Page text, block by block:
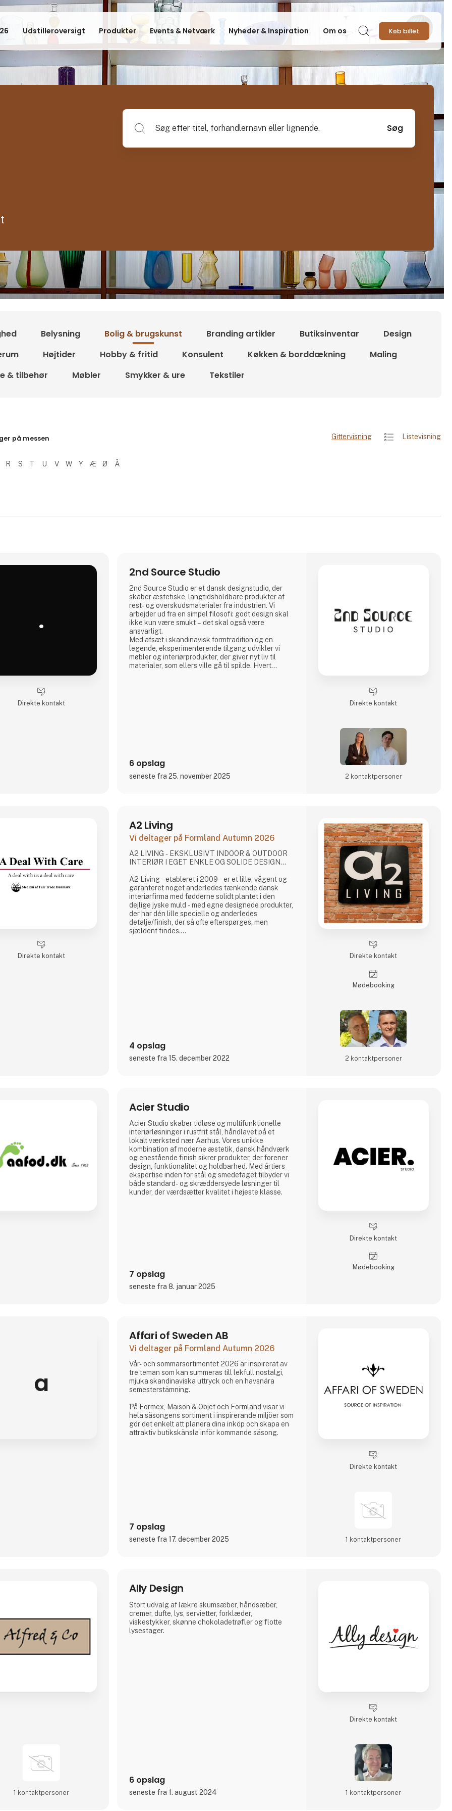
Udstilleroversigt Produkter Events & Netværk Nyheder & Inspiration Om os Søg Køb billet
Søg efter titel, forhandlernavn eller lignende.
Søg
Belysning Bolig & brugskunst Branding artikler Butiksinventar
Design
Højtider Hobby & fritid Konsulent Køkken & borddækning
Maling
& tilbehør
Møbler Smykker & ure Tekstiler
på messen
R S T U V W Y Æ Ø Å
Gittervisning Listevisning
.
Direkte kontakt
2nd Source Studio
2nd Source Studio er et dansk designstudio, der
skaber æstetiske, langtidsholdbare produkter af
rest- og overskudsmaterialer fra industrien. Vi
arbejder ud fra en simpel filosofi: godt design skal
ikke kun være smukt – det skal også være
ansvarligt.
Med afsæt i skandinavisk formtradition og en
legende, eksperimenterende tilgang udvikler vi
møbler og interiørprodukter, der giver nyt liv til
materialer, som ellers ville gå til spilde. Hvert
6 opslag
seneste fra 25. november 2025
Direkte kontakt
2 kontakt­personer
Direkte kontakt
A2 Living
Vi deltager på Formland Autumn 2026
A2 LIVING - EKSKLUSIVT INDOOR & OUTDOOR
INTERIØR I EGET ENKLE OG SOLIDE DESIGN...
A2 Living - etableret i 2009 - er et lille, vågent og
garanteret noget anderledes tænkende dansk
interiørfirma med fødderne solidt plantet i den
dejlige jyske muld - med egne designede produkter,
der har dén lille specielle og anderledes
detalje/finish, der så ofte efterspørges, men
sjældent findes.
4 opslag
seneste fra 15. december 2022
Direkte kontakt
Møde­booking
2 kontakt­personer
Acier Studio
Acier Studio skaber tidløse og multifunktionelle
interiørløsninger i rustfrit stål, håndlavet på et
lokalt værksted nær Aarhus. Vores unikke
kombination af moderne æstetik, dansk håndværk
og enestående finish sikrer produkter, der forener
design, funktionalitet og holdbarhed. Med årtiers
ekspertise inden for stål og smedefaget tilbyder vi
både standard- og skræddersyede løsninger til
kunder, der værdsætter kvalitet i højeste klasse.
7 opslag
seneste fra 8. januar 2025
Direkte kontakt
Møde­booking
a
Affari of Sweden AB
Vi deltager på Formland Autumn 2026
Vår- och sommarsortimentet 2026 är inspirerat av
tre teman som kan summeras till lekfull nostalgi,
mjuka skandinaviska uttryck och en havsnära
semesterstämning.
På Formex, Maison & Objet och Formland visar vi
hela säsongens sortiment i inspirerande miljöer som
gör det enkelt att planera dina inköp och skapa en
attraktiv butikskänsla inför kommande säsong.
7 opslag
seneste fra 17. december 2025
Direkte kontakt
1 kontakt­personer
1 kontakt­personer
Ally Design
Stort udvalg af lækre skumsæber, håndsæber,
cremer, dufte, lys, servietter, forklæder,
viskestykker, skønne chokoladetrøfler og flotte
lysestager.
6 opslag
seneste fra 1. august 2024
Direkte kontakt
1 kontakt­personer